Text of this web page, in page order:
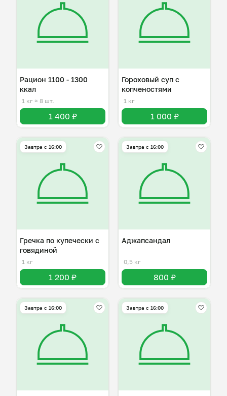
Рацион 1100 - 1300
ккал
1 кг ≈ 8 шт.
1 400 ₽
Гороховый суп с
копченостями
1 кг
1 000 ₽
Завтра c 16:00
Гречка по купечески с
говядиной
1 кг
1 200 ₽
Завтра c 16:00
Аджапсандал
0,5 кг
800 ₽
Завтра c 16:00 Завтра c 16:00